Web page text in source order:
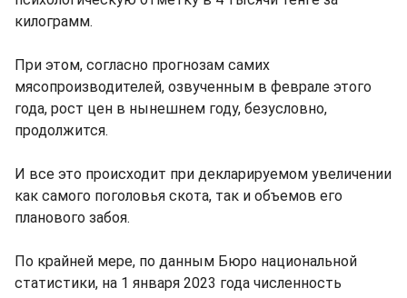
килограмм.
При этом, согласно прогнозам самих
мясопроизводителей, озвученным в феврале этого
года, рост цен в нынешнем году, безусловно,
продолжится.
И все это происходит при декларируемом увеличении
как самого поголовья скота, так и объемов его
планового забоя.
По крайней мере, по данным Бюро национальной
статистики, на 1 января 2023 года численность